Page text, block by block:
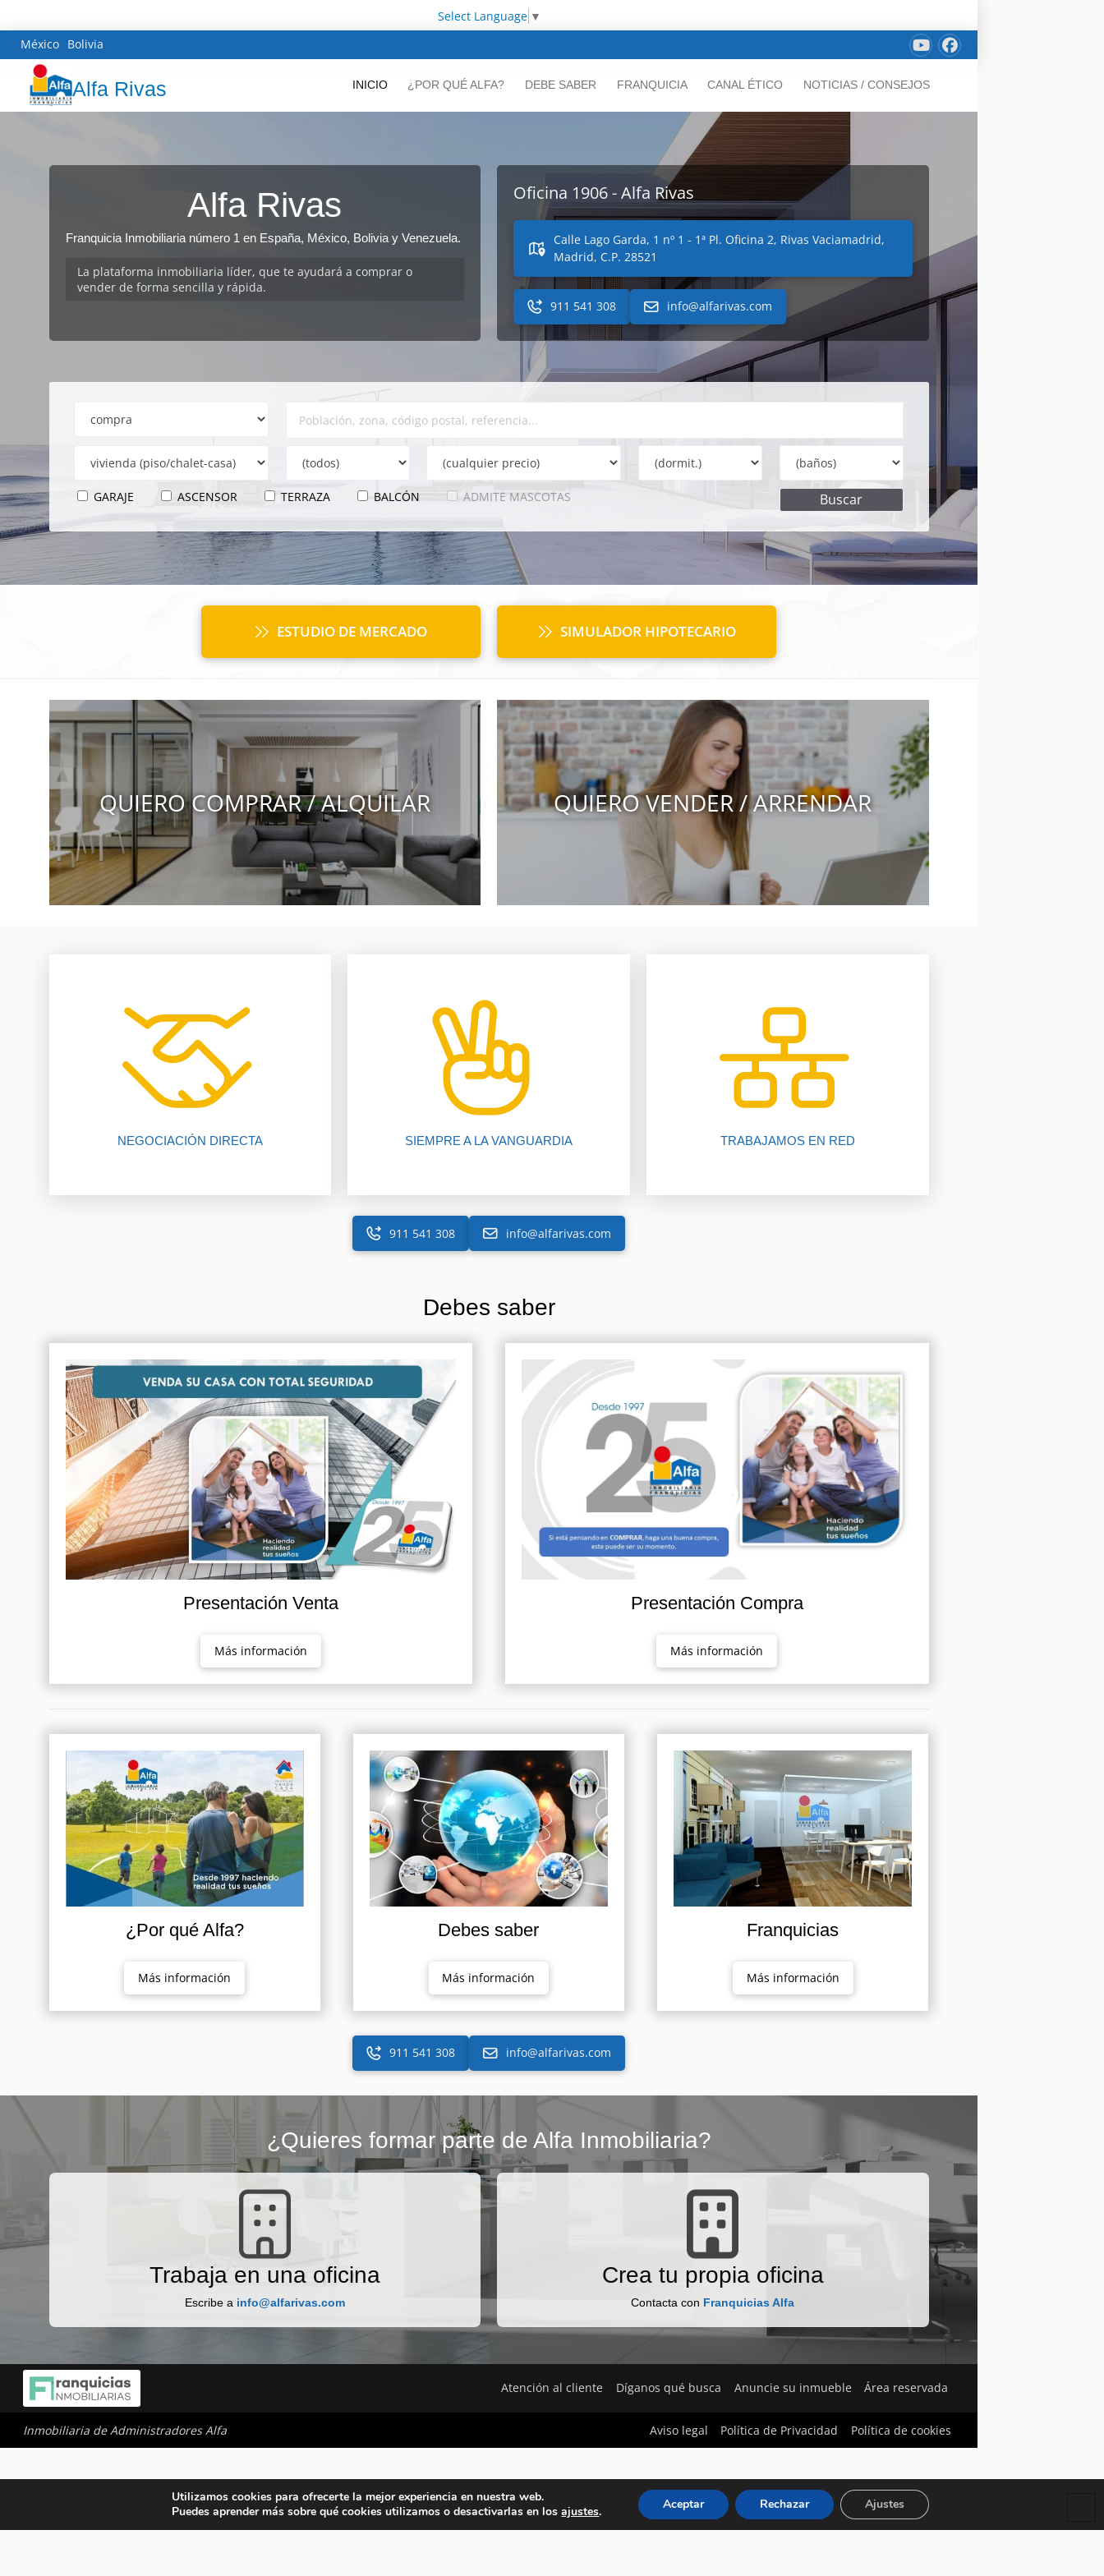
Select Language ▼
México Bolivia
Alfa Rivas INICIO ¿POR QUÉ ALFA? DEBE SABER FRANQUICIA CANAL ÉTICO NOTICIAS / CONSEJOS
Alfa Rivas
Franquicia Inmobiliaria número 1 en España, México, Bolivia y Venezuela.
La plataforma inmobiliaria líder, que te ayudará a comprar o
vender de forma sencilla y rápida.
Oficina 1906 - Alfa Rivas
Calle Lago Garda, 1 nº 1 - 1ª Pl. Oficina 2, Rivas Vaciamadrid,
Madrid, C.P. 28521
911 541 308 info@alfarivas.com
GARAJE ASCENSOR TERRAZA BALCÓN ADMITE MASCOTAS
ESTUDIO DE MERCADO SIMULADOR HIPOTECARIO
QUIERO COMPRAR / ALQUILAR QUIERO VENDER / ARRENDAR
NEGOCIACIÓN DIRECTA
El 80% de las negociaciones se
pierden por falta de comunicación
entre comprador y vendedor,
nosotros te ayudamos.
SIEMPRE A LA VANGUARDIA
Te ahorramos tiempo y dinero gracias
a nuestros procedimientos,
compruébalo.
TRABAJAMOS EN RED
Más de 225 oficinas y más de 2050
asesores trabajando para ti gracias a
nuestro software inmobiliario.
911 541 308 info@alfarivas.com
Debes saber
Presentación Venta
Más información
Presentación Compra
Más información
¿Por qué Alfa?
Más información
Debes saber
Más información
Franquicias
Más información
911 541 308 info@alfarivas.com
¿Quieres formar parte de Alfa Inmobiliaria?
Trabaja en una oficina
Escribe a info@alfarivas.com
Crea tu propia oficina
Contacta con Franquicias Alfa
Atención al cliente Díganos qué busca Anuncie su inmueble Área reservada
Inmobiliaria de Administradores Alfa Aviso legal Política de Privacidad Política de cookies
Utilizamos cookies para ofrecerte la mejor experiencia en nuestra web.
Puedes aprender más sobre qué cookies utilizamos o desactivarlas en losajustes. Aceptar Rechazar Ajustes